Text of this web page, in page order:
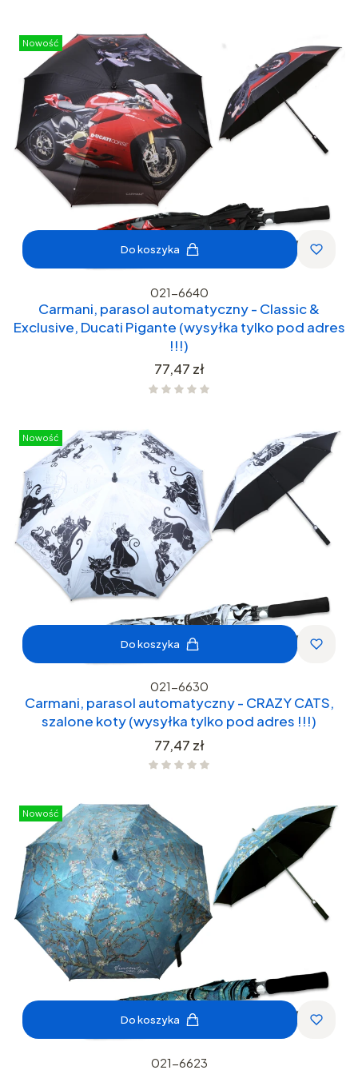
Nowość
Do koszyka
021-6640
Carmani, parasol automatyczny - Classic &
Exclusive, Ducati Pigante (wysyłka tylko pod adres
!!!)
Cena
77,47 zł
Nowość
Do koszyka
021-6630
Carmani, parasol automatyczny - CRAZY CATS,
szalone koty (wysyłka tylko pod adres !!!)
Cena
77,47 zł
Nowość
Do koszyka
021-6623